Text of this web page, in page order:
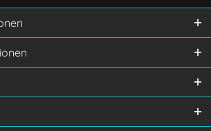
zu.
Felder sind Pflichtfelder.
Senden